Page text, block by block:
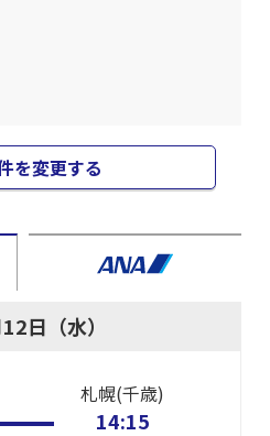
を変更する
日（水）
札幌(千歳)
14:15